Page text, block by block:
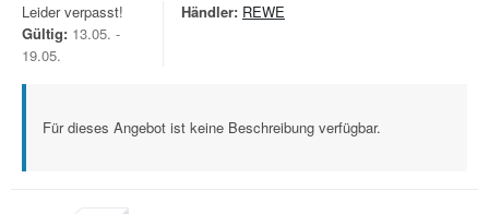
Leider verpasst!
Gültig: 13.05. -
19.05.
Händler: REWE
Für dieses Angebot ist keine Beschreibung verfügbar.